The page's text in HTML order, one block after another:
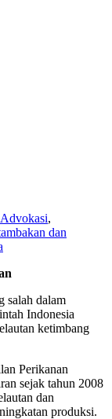
,
dan
salah dalam
Indonesia
ketimbang
Perikanan
sejak tahun 2008
dan
produksi.